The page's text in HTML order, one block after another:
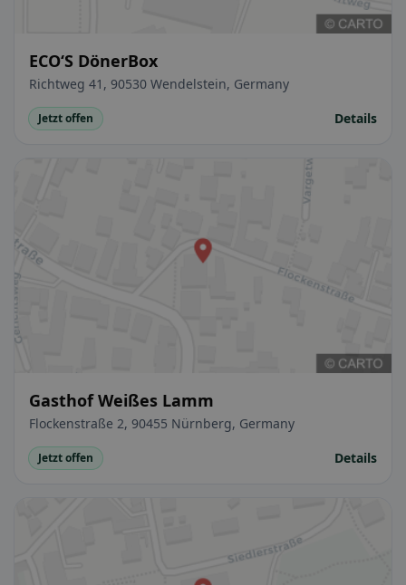
ECO‘S DönerBox
Richtweg 41, 90530 Wendelstein, Germany
Jetzt offen Details
Gasthof Weißes Lamm
Flockenstraße 2, 90455 Nürnberg, Germany
Jetzt offen Details